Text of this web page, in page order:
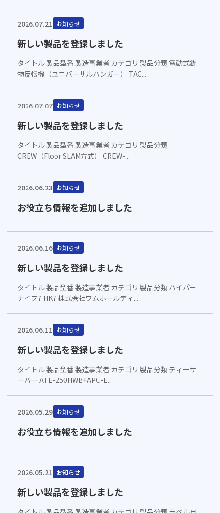
2026.07.21 お知らせ
新しい製品を登録しました
タイトル 製品型番 製造事業者 カテゴリ 製品分類 電動式鋳
物反転機（ユニバーサルハンガー） TAC...
2026.07.07 お知らせ
新しい製品を登録しました
タイトル 製品型番 製造事業者 カテゴリ 製品分類
CREW（Floor SLAM方式） CREW-...
2026.06.23 お知らせ
お役立ち情報を追加しました
2026.06.16 お知らせ
新しい製品を登録しました
タイトル 製品型番 製造事業者 カテゴリ 製品分類 ハイパー
ナイフ7 HK7 株式会社ワムホールディ...
2026.06.11 お知らせ
新しい製品を登録しました
タイトル 製品型番 製造事業者 カテゴリ 製品分類 ティーサ
ーバー ATE-250HWB+APC-E...
2026.05.29 お知らせ
お役立ち情報を追加しました
2026.05.21 お知らせ
新しい製品を登録しました